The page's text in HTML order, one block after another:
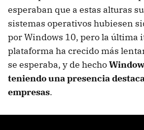
esperaban que a estas alturas
sistemas operativos hubiesen
por Windows 10, pero la última
plataforma ha crecido más
se esperaba, y de hecho
teniendo una presencia
empresas.